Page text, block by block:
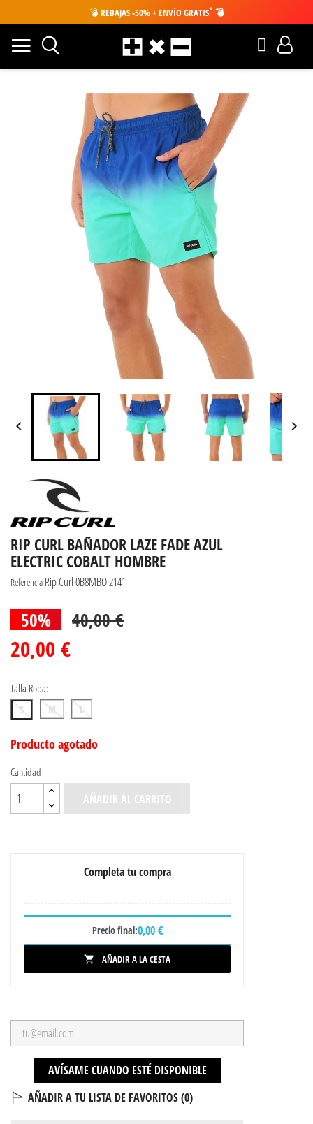
💣 REBAJAS -50% + ENVÍO GRATIS* 💣
 
RIP CURL BAÑADOR LAZE FADE AZUL
ELECTRIC COBALT HOMBRE
Referencia Rip Curl 0B8MBO 2141
50% 40,00 €
20,00 €
Talla Ropa:
S M L
Producto agotado
Cantidad
AÑADIR AL CARRITO
Completa tu compra
Precio final:0,00 €
 AÑADIR A LA CESTA
AVÍSAME CUANDO ESTÉ DISPONIBLE
AÑADIR A TU LISTA DE FAVORITOS (0)